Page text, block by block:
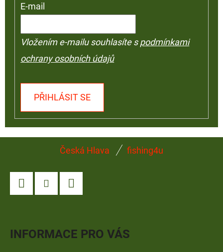
E-mail
Vložením e-mailu souhlasíte spodmínkami
ochrany osobních údajů
PŘIHLÁSIT SE
Česká Hlava fishing4u
INFORMACE PRO VÁS